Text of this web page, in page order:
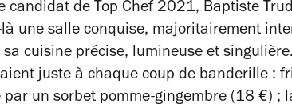
candidat de Top Chef 2021, Baptiste
une salle conquise, majoritairement
cuisine précise, lumineuse et
juste à chaque coup de banderille :
par un sorbet pomme-gingembre (18 €) ;